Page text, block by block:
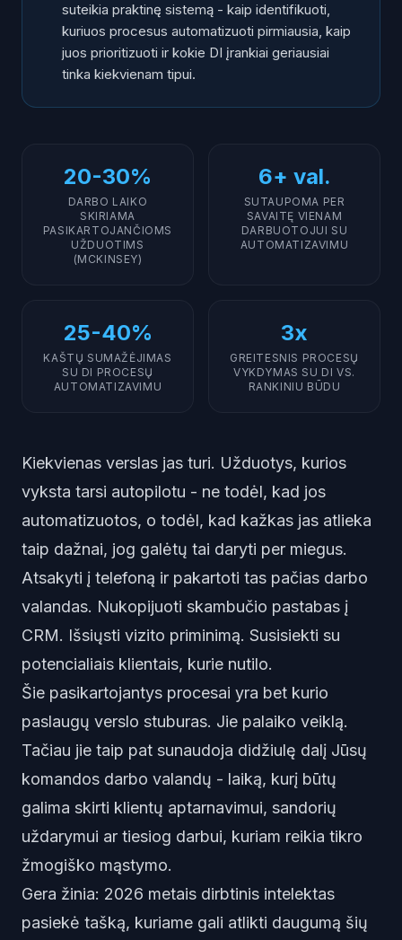
suteikia praktinę sistemą - kaip identifikuoti,
kuriuos procesus automatizuoti pirmiausia, kaip
juos prioritizuoti ir kokie DI įrankiai geriausiai
tinka kiekvienam tipui.
20-30%
DARBO LAIKO
SKIRIAMA
PASIKARTOJANČIOMS
UŽDUOTIMS
(MCKINSEY)
6+ val.
SUTAUPOMA PER
SAVAITĘ VIENAM
DARBUOTOJUI SU
AUTOMATIZAVIMU
25-40%
KAŠTŲ SUMAŽĖJIMAS
SU DI PROCESŲ
AUTOMATIZAVIMU
3x
GREITESNIS PROCESŲ
VYKDYMAS SU DI VS.
RANKINIU BŪDU
Kiekvienas verslas jas turi. Užduotys, kurios
vyksta tarsi autopilotu - ne todėl, kad jos
automatizuotos, o todėl, kad kažkas jas atlieka
taip dažnai, jog galėtų tai daryti per miegus.
Atsakyti į telefoną ir pakartoti tas pačias darbo
valandas. Nukopijuoti skambučio pastabas į
CRM. Išsiųsti vizito priminimą. Susisiekti su
potencialiais klientais, kurie nutilo.
Šie pasikartojantys procesai yra bet kurio
paslaugų verslo stuburas. Jie palaiko veiklą.
Tačiau jie taip pat sunaudoja didžiulę dalį Jūsų
komandos darbo valandų - laiką, kurį būtų
galima skirti klientų aptarnavimui, sandorių
uždarymui ar tiesiog darbui, kuriam reikia tikro
žmogiško mąstymo.
Gera žinia: 2026 metais dirbtinis intelektas
pasiekė tašką, kuriame gali atlikti daugumą šių